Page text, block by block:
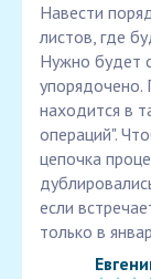
Навести
листов, где
Нужно будет
упорядочено.
находится в
операций".
цепочка
если
только в